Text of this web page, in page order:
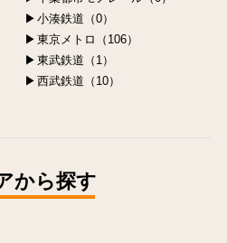
小湊鉄道（0）
東京メトロ（106）
東武鉄道（1）
西武鉄道（10）
から探す